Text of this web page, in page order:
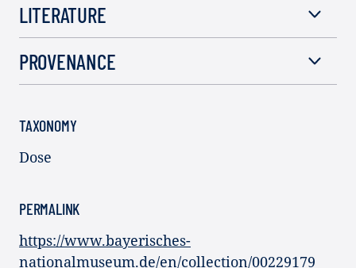
LITERATURE
PROVENANCE
TAXONOMY
Dose
PERMALINK
https://www.bayerisches-
nationalmuseum.de/en/collection/00229179